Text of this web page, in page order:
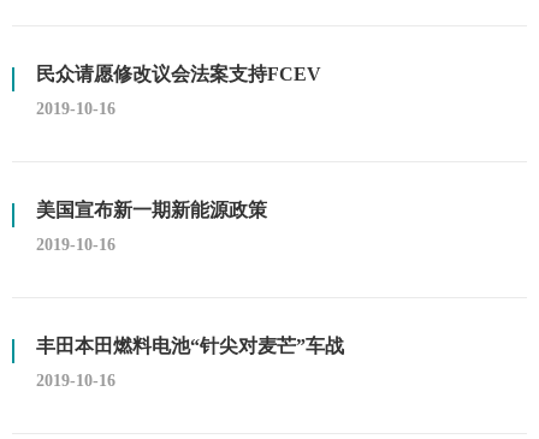
民众请愿修改议会法案支持FCEV
2019-10-16
美国宣布新一期新能源政策
2019-10-16
丰田本田燃料电池“针尖对麦芒”车战
2019-10-16